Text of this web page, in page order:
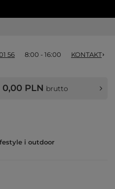
56 8:00 - 16:00 KONTAKT
0,00 PLN brutto
i outdoor